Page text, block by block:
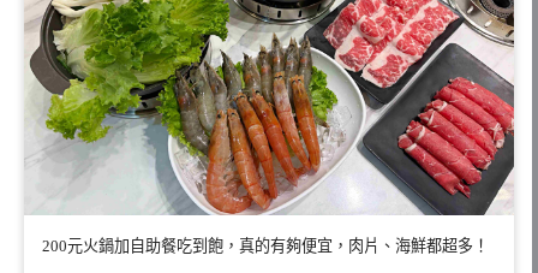
200元火鍋加自助餐吃到飽，真的有夠便宜，肉片、海鮮都超多！